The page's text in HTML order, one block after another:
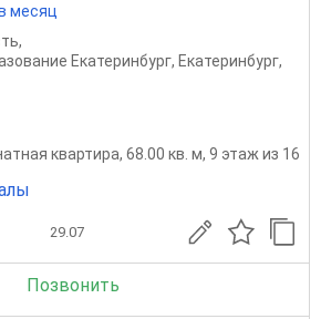
месяц
,
Екатеринбург, Екатеринбург,
квартира, 68.00 кв. м, 9 этаж из 16
29.07
Позвонить